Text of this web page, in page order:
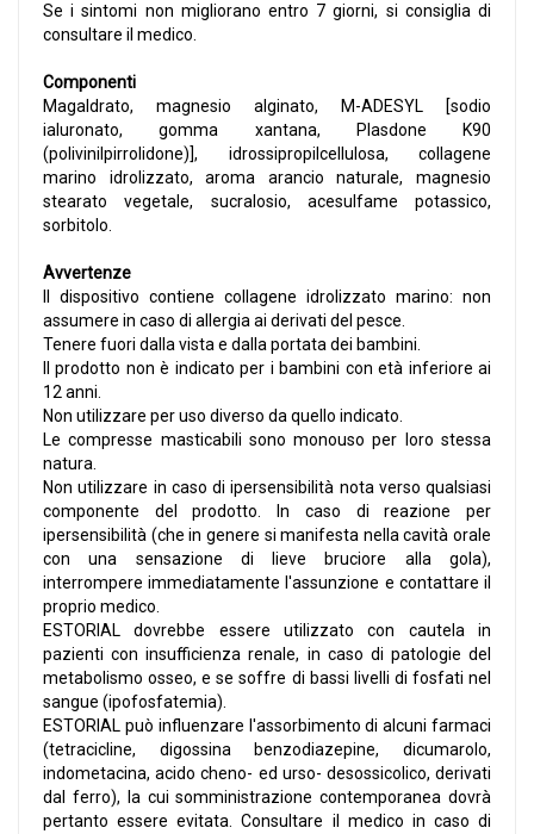
Se i sintomi non migliorano entro 7 giorni, si consiglia di
consultare il medico.
Componenti
Magaldrato, magnesio alginato, M-ADESYL [sodio
ialuronato, gomma xantana, Plasdone K90
(polivinilpirrolidone)], idrossipropilcellulosa, collagene
marino idrolizzato, aroma arancio naturale, magnesio
stearato vegetale, sucralosio, acesulfame potassico,
sorbitolo.
Avvertenze
Il dispositivo contiene collagene idrolizzato marino: non
assumere in caso di allergia ai derivati del pesce.
Tenere fuori dalla vista e dalla portata dei bambini.
Il prodotto non è indicato per i bambini con età inferiore ai
12 anni.
Non utilizzare per uso diverso da quello indicato.
Le compresse masticabili sono monouso per loro stessa
natura.
Non utilizzare in caso di ipersensibilità nota verso qualsiasi
componente del prodotto. In caso di reazione per
ipersensibilità (che in genere si manifesta nella cavità orale
con una sensazione di lieve bruciore alla gola),
interrompere immediatamente l'assunzione e contattare il
proprio medico.
ESTORIAL dovrebbe essere utilizzato con cautela in
pazienti con insufficienza renale, in caso di patologie del
metabolismo osseo, e se soffre di bassi livelli di fosfati nel
sangue (ipofosfatemia).
ESTORIAL può influenzare l'assorbimento di alcuni farmaci
(tetracicline, digossina benzodiazepine, dicumarolo,
indometacina, acido cheno- ed urso- desossicolico, derivati
dal ferro), la cui somministrazione contemporanea dovrà
pertanto essere evitata. Consultare il medico in caso di